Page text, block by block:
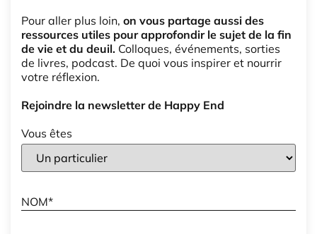
Pour aller plus loin, on vous partage aussi des
ressources utiles pour approfondir le sujet de la fin
de vie et du deuil. Colloques, événements, sorties
de livres, podcast. De quoi vous inspirer et nourrir
votre réflexion.
Rejoindre la newsletter de Happy End
Vous êtes